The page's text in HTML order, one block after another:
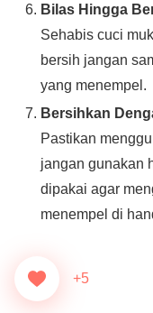
Bilas Hingga
Sehabis cuci
bersih jangan
yang menempel.
Bersihkan
Pastikan
jangan gunakan
dipakai agar
menempel di
+5